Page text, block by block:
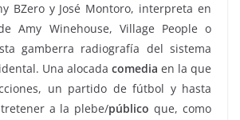
BZero y José Montoro, interpreta en
Amy Winehouse, Village People o
gamberra radiografía del sistema
Una alocada comedia en la que
un partido de fútbol y hasta
a la plebe/público que, como